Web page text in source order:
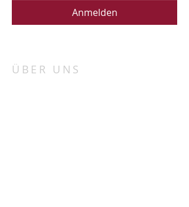
Anmelden
ÜBER UNS